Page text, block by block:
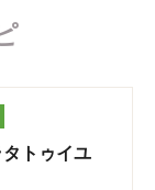
トゥイユ